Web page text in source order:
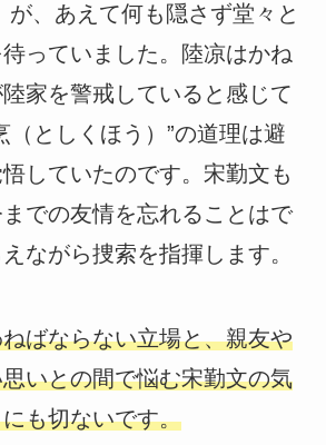
が、あえて何も隠さず堂々と
っていました。陸凉はかね
家を警戒していると感じて
（としくほう）”の道理は避
していたのです。宋勤文も
での友情を忘れることはで
ながら捜索を指揮します。
ばならない立場と、親友や
いとの間で悩む宋勤文の気
も切ないです。